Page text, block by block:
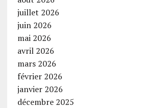
juillet 2026
juin 2026
mai 2026
avril 2026
mars 2026
février 2026
janvier 2026
décembre 2025